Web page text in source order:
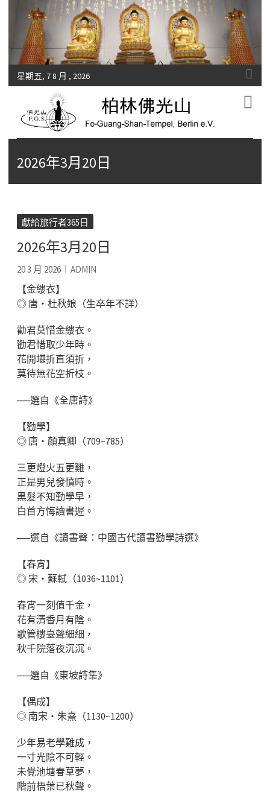
星期五, 7 8 月 , 2026
Fo-Guang-Shan-Tempel, Berlin e.V.
2026年3月20日
獻給旅行者365日
2026年3月20日
20 3 月 2026 ADMIN
【金縷衣】
◎ 唐‧杜秋娘（生卒年不詳）
勸君莫惜金縷衣。
勸君惜取少年時。
花開堪折直須折，
莫待無花空折枝。
──選自《全唐詩》
【勸學】
◎ 唐‧顏真卿（709~785）
三更燈火五更雞，
正是男兒發憤時。
黑髮不知勤學早，
白首方悔讀書遲。
──選自《讀書聲：中國古代讀書勸學詩選》
【春宵】
◎ 宋‧蘇軾（1036~1101）
春宵一刻值千金，
花有清香月有陰。
歌管樓臺聲細細，
秋千院落夜沉沉。
──選自《東坡詩集》
【偶成】
◎ 南宋‧朱熹（1130~1200）
少年易老學難成，
一寸光陰不可輕。
未覺池塘春草夢，
階前梧葉已秋聲。